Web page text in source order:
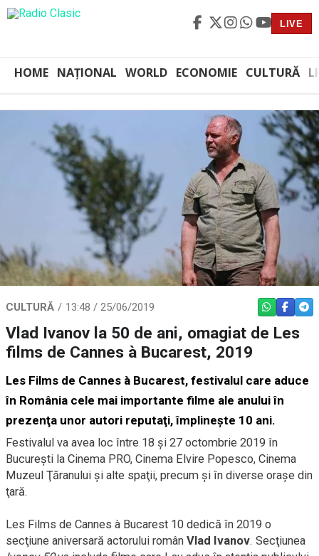
LIVE
HOME NAȚIONAL WORLD ECONOMIE CULTURĂ
CULTURĂ 13:48 / 25/06/2019 WHATSAPP
Vlad Ivanov la 50 de ani, omagiat de Les
films de Cannes à Bucarest, 2019
Les Films de Cannes à Bucarest, festivalul care aduce
în România cele mai importante filme ale anului în
prezenţa unor autori reputaţi, împlineşte 10 ani.
Festivalul va avea loc între 18 şi 27 octombrie 2019 în
Bucureşti la Cinema PRO, Cinema Elvire Popesco, Cinema
Muzeul Ţăranului şi alte spaţii, precum şi în diverse oraşe din
ţară.
Les Films de Cannes à Bucarest 10 dedică în 2019 o
secţiune aniversară actorului român Vlad Ivanov. Secţiunea